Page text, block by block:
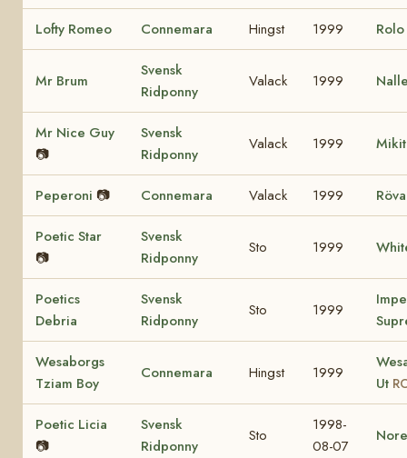
Lofty Romeo Connemara Hingst 1999 Rolo
Mr Brum
Svensk
Ridponny
Valack 1999
Mr Nice Guy
📷
Svensk
Ridponny
Valack 1999
Peperoni 📷 Connemara Valack 1999
Poetic Star
📷
Svensk
Ridponny
Sto 1999
Poetics
Debria
Svensk
Ridponny
Sto 1999
Wesaborgs
Tziam Boy
Connemara Hingst 1999
Ut
Poetic Licia
📷
Svensk
Ridponny
Sto
1998-
08-07